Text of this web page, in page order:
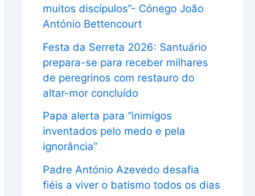
muitos discípulos”- Cónego João
António Bettencourt
Festa da Serreta 2026: Santuário
prepara-se para receber milhares
de peregrinos com restauro do
altar-mor concluído
Papa alerta para “inimigos
inventados pelo medo e pela
ignorância”
Padre António Azevedo desafia
fiéis a viver o batismo todos os dias